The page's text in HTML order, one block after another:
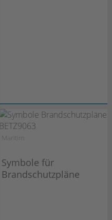
Maritim
Symbole für
Brandschutzpläne